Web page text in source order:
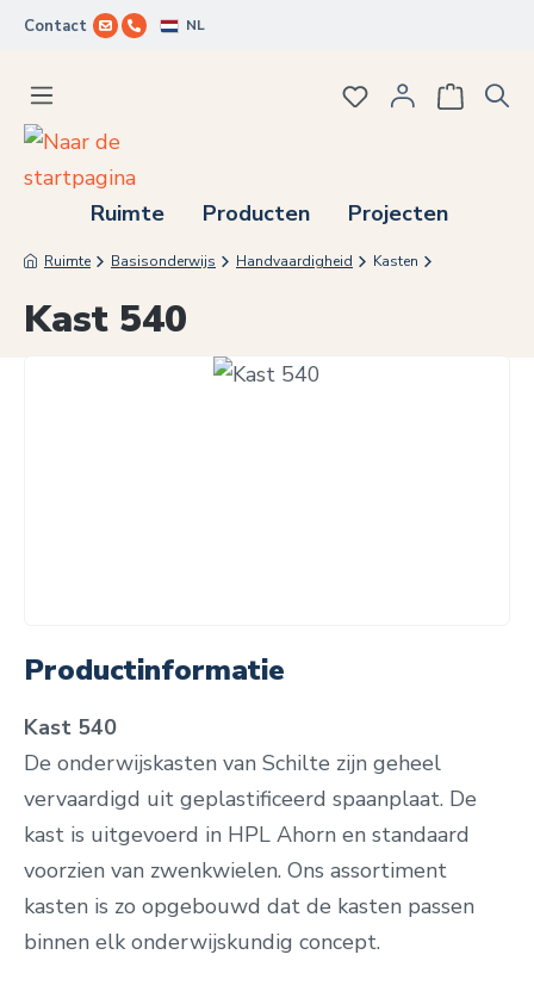
Ga naar de hoofdinhoud
Contact NL
Ruimte Producten Projecten
Je hebt 0 items
Ruimte Basisonderwijs Handvaardigheid Kasten
Kast 540
Afbeeldingengalerij overslaan
Productinformatie
Kast 540
De onderwijskasten van Schilte zijn geheel
vervaardigd uit geplastificeerd spaanplaat. De
kast is uitgevoerd in HPL Ahorn en standaard
voorzien van zwenkwielen. Ons assortiment
kasten is zo opgebouwd dat de kasten passen
binnen elk onderwijskundig concept.